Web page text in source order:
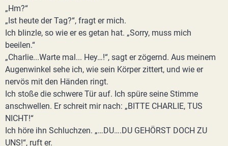
„Hm?“
„Ist heute der Tag?“, fragt er mich.
Ich blinzle, so wie er es getan hat. „Sorry, muss mich
beeilen.“
„Charlie...Warte mal... Hey…!“, sagt er zögernd. Aus meinem
Augenwinkel sehe ich, wie sein Körper zittert, und wie er
nervös mit den Händen ringt.
Ich stoße die schwere Tür auf. Ich spüre seine Stimme
anschwellen. Er schreit mir nach: „BITTE CHARLIE, TUS
NICHT!“
Ich höre ihn Schluchzen. „…DU….DU GEHÖRST DOCH ZU
UNS!“, ruft er.